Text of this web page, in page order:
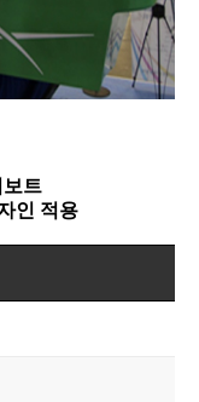
보트
인 적용